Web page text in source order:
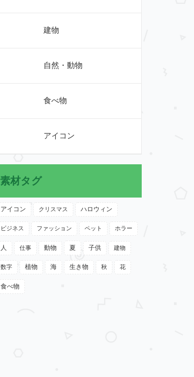
建物
自然・動物
食べ物
アイコン
素材タグ
アイコン クリスマス ハロウィン
ビジネス ファッション ペット ホラー
人 仕事 動物 夏 子供 建物
数字 植物 海 生き物 秋 花
食べ物